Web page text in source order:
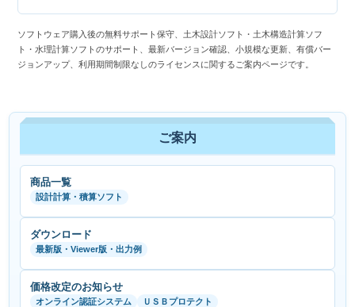
ソフトウェア購入後の無料サポート保守、土木設計ソフト・土木構造計算ソフ
ト・水理計算ソフトのサポート、最新バージョン確認、小規模な更新、有償バー
ジョンアップ、利用期間制限なしのライセンスに関するご案内ページです。
ご案内
商品一覧
設計計算・積算ソフト
ダウンロード
最新版・Viewer版・出力例
価格改定のお知らせ
オンライン認証システム ＵＳＢプロテクト